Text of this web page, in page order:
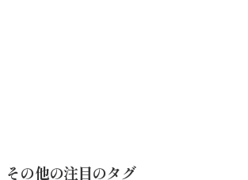
その他の注目のタグ